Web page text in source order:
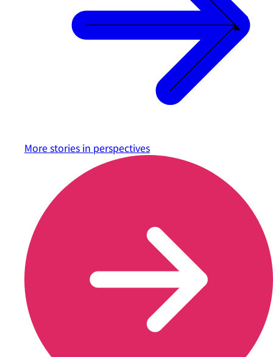
More stories in perspectives